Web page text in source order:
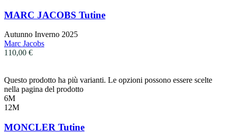
MARC JACOBS Tutine
Autunno Inverno 2025
Marc Jacobs
110,00 €
Questo prodotto ha più varianti. Le opzioni possono essere scelte
nella pagina del prodotto
6M
12M
MONCLER Tutine